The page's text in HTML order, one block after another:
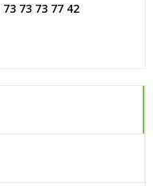
73 73 73 77 42